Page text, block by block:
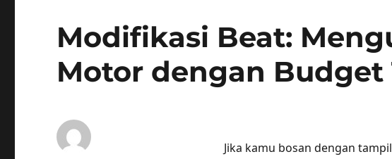
Modifikasi Beat:
Motor dengan Budget
Jika kamu bosan dengan